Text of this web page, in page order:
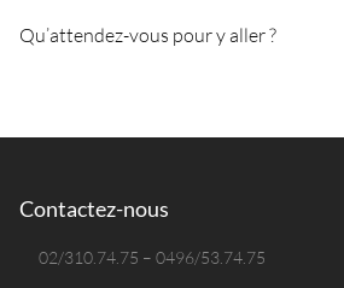
Qu’attendez-vous pour y aller ?
Contactez-nous
02/310.74.75 – 0496/53.74.75